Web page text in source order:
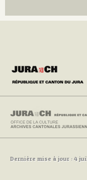
Dernière mise à jour : 4